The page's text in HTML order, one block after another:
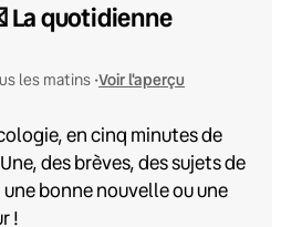
La quotidienne
les matins •Voir l'aperçu
en cinq minutes de
des brèves, des sujets de
bonne nouvelle ou une
!